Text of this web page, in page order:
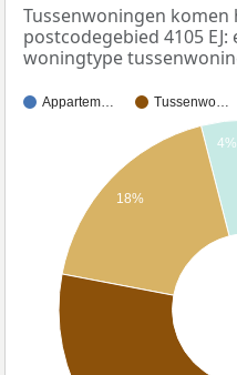
Tussenwoningen
postcodegebied 4105
woningtype
Appartem… Tussenwo…
4%
18%